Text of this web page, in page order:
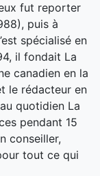
fut reporter
puis à
spécialisé en
il fondait La
canadien en la
le rédacteur en
quotidien La
pendant 15
conseiller,
tout ce qui